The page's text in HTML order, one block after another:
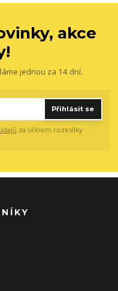
akce
jednou za 14 dní.
Přihlásit se
za účelem rozesílky